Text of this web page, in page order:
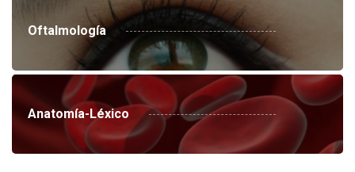
Oftalmología
Anatomía-Léxico